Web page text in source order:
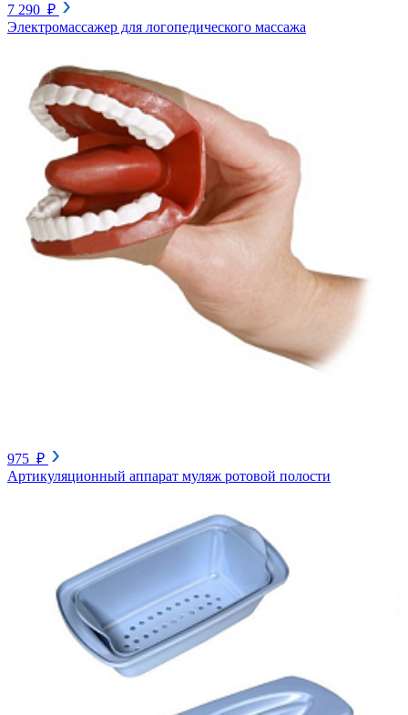
7 290 ₽
Электромассажер для логопедического массажа
975 ₽
Артикуляционный аппарат муляж ротовой полости